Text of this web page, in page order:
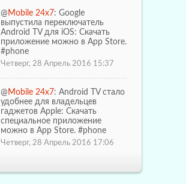
@ Mobile 24x7: Google
выпустила переключатель
Android TV для iOS: Скачать
приложение можно в App Store.
#phone
Четверг, 28 Апрель 2016 15:37
@ Mobile 24x7: Android TV стало
удобнее для владельцев
гаджетов Apple: Скачать
специальное приложение
можно в App Store. #phone
Четверг, 28 Апрель 2016 17:06